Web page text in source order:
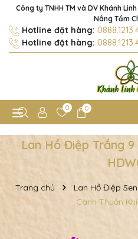
Công ty TNHH TM và DV Khánh
Nâng Tầm
Hotline đặt hàng:
Hotline đặt hàng:
0 0
Lan Hồ Điệp Trắng
Trang chủ Lan Hồ Điệp
Cành Thuần